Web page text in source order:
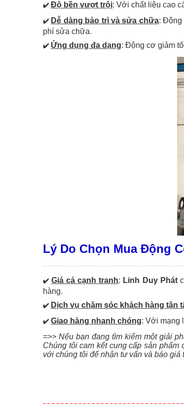
✔️ Độ bền vượt trội: Với chất liệu cao
✔️ Dễ dàng bảo trì và sửa chữa: Động
phí sửa chữa.
✔️ Ứng dụng đa dạng: Động cơ giảm
Lý Do Chọn Mua Động
✔️Giá cả cạnh tranh: Linh Duy Phát
hàng.
✔️ Dịch vụ chăm sóc khách hàng tận
✔️ Giao hàng nhanh chóng: Với mạng
=>> Nếu bạn đang tìm kiếm một giải
Chúng tôi cam kết cung cấp sản
với chúng tôi để nhận tư vấn và báo giá